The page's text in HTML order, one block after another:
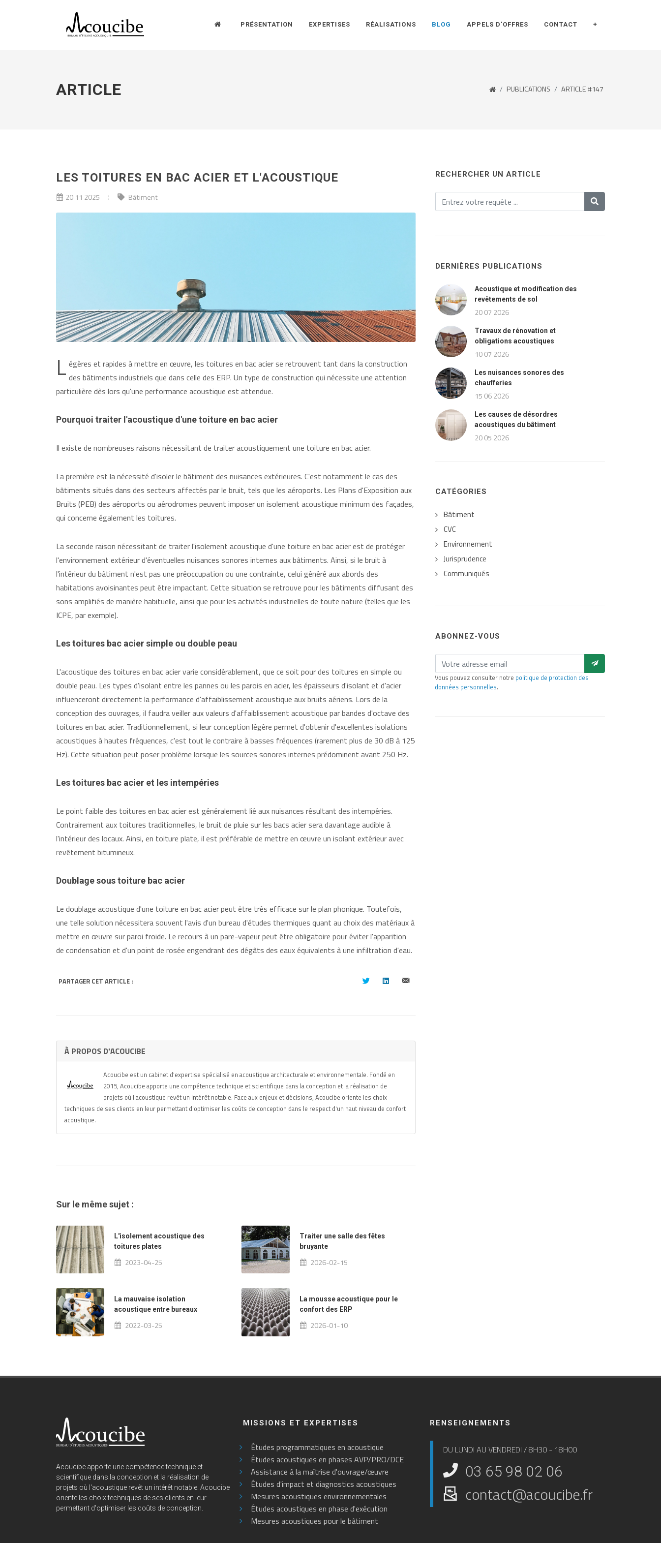
PRÉSENTATION EXPERTISES RÉALISATIONS BLOG APPELS D'OFFRES CONTACT +
ARTICLE PUBLICATIONS ARTICLE #147
LES TOITURES EN BAC ACIER ET L'ACOUSTIQUE
20 11 2025 Bâtiment
L égères et rapides à mettre en œuvre, les toitures en bac acier se retrouvent tant dans la construction
des bâtiments industriels que dans celle des ERP. Un type de construction qui nécessite une attention
particulière dès lors qu'une performance acoustique est attendue.
Pourquoi traiter l'acoustique d'une toiture en bac acier
Il existe de nombreuses raisons nécessitant de traiter acoustiquement une toiture en bac acier.
La première est la nécessité d'isoler le bâtiment des nuisances extérieures. C'est notamment le cas des
bâtiments situés dans des secteurs affectés par le bruit, tels que les aéroports. Les Plans d'Exposition aux
Bruits (PEB) des aéroports ou aérodromes peuvent imposer un isolement acoustique minimum des façades,
qui concerne également les toitures.
La seconde raison nécessitant de traiter l'isolement acoustique d'une toiture en bac acier est de protéger
l'environnement extérieur d'éventuelles nuisances sonores internes aux bâtiments. Ainsi, si le bruit à
l'intérieur du bâtiment n'est pas une préoccupation ou une contrainte, celui généré aux abords des
habitations avoisinantes peut être impactant. Cette situation se retrouve pour les bâtiments diffusant des
sons amplifiés de manière habituelle, ainsi que pour les activités industrielles de toute nature (telles que les
ICPE, par exemple).
Les toitures bac acier simple ou double peau
L'acoustique des toitures en bac acier varie considérablement, que ce soit pour des toitures en simple ou
double peau. Les types d'isolant entre les pannes ou les parois en acier, les épaisseurs d'isolant et d'acier
influenceront directement la performance d'affaiblissement acoustique aux bruits aériens. Lors de la
conception des ouvrages, il faudra veiller aux valeurs d'affaiblissement acoustique par bandes d'octave des
toitures en bac acier. Traditionnellement, si leur conception légère permet d'obtenir d'excellentes isolations
acoustiques à hautes fréquences, c'est tout le contraire à basses fréquences (rarement plus de 30 dB à 125
Hz). Cette situation peut poser problème lorsque les sources sonores internes prédominent avant 250 Hz.
Les toitures bac acier et les intempéries
Le point faible des toitures en bac acier est généralement lié aux nuisances résultant des intempéries.
Contrairement aux toitures traditionnelles, le bruit de pluie sur les bacs acier sera davantage audible à
l'intérieur des locaux. Ainsi, en toiture plate, il est préférable de mettre en œuvre un isolant extérieur avec
revêtement bitumineux.
Doublage sous toiture bac acier
Le doublage acoustique d'une toiture en bac acier peut être très efficace sur le plan phonique. Toutefois,
une telle solution nécessitera souvent l'avis d'un bureau d'études thermiques quant au choix des matériaux à
mettre en œuvre sur paroi froide. Le recours à un pare-vapeur peut être obligatoire pour éviter l'apparition
de condensation et d'un point de rosée engendrant des dégâts des eaux équivalents à une infiltration d'eau.
PARTAGER CET ARTICLE :
À PROPOS D'ACOUCIBE
Acoucibe est un cabinet d'expertise spécialisé en acoustique architecturale et environnementale. Fondé en
2015, Acoucibe apporte une compétence technique et scientifique dans la conception et la réalisation de
projets où l'acoustique revêt un intérêt notable. Face aux enjeux et décisions, Acoucibe oriente les choix
techniques de ses clients en leur permettant d'optimiser les coûts de conception dans le respect d'un haut niveau de confort
acoustique.
Sur le même sujet :
L'isolement acoustique des
toitures plates
2023-04-25
Traiter une salle des fêtes
bruyante
2026-02-15
La mauvaise isolation
acoustique entre bureaux
2022-03-25
La mousse acoustique pour le
confort des ERP
2026-01-10
RECHERCHER UN ARTICLE
DERNIÈRES PUBLICATIONS
Acoustique et modification des
revêtements de sol
20 07 2026
Travaux de rénovation et
obligations acoustiques
10 07 2026
Les nuisances sonores des
chaufferies
15 06 2026
Les causes de désordres
acoustiques du bâtiment
20 05 2026
CATÉGORIES
Bâtiment
CVC
Environnement
Jurisprudence
Communiqués
ABONNEZ-VOUS
Vous pouvez consulter notre politique de protection des
données personnelles.
Acoucibe apporte une compétence technique et
scientifique dans la conception et la réalisation de
projets où l'acoustique revêt un intérêt notable. Acoucibe
oriente les choix techniques de ses clients en leur
permettant d'optimiser les coûts de conception.
MISSIONS ET EXPERTISES
Études programmatiques en acoustique
Études acoustiques en phases AVP/PRO/DCE
Assistance à la maîtrise d'ouvrage/œuvre
Études d'impact et diagnostics acoustiques
Mesures acoustiques environnementales
Études acoustiques en phase d'exécution
Mesures acoustiques pour le bâtiment
RENSEIGNEMENTS
DU LUNDI AU VENDREDI / 8H30 - 18H00
03 65 98 02 06
contact@acoucibe.fr